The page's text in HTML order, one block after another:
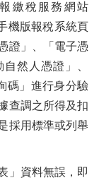
繳稅服務網站
機版報稅系統頁
證」、「電子憑
然人憑證」、
碼」進行身分驗
查調之所得及扣
採用標準或列舉
」資料無誤，即